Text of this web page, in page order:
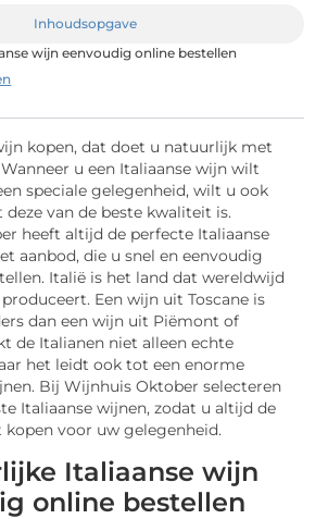
Inhoudsopgave
wijn eenvoudig online bestellen
kopen, dat doet u natuurlijk met
u een Italiaanse wijn wilt
speciale gelegenheid, wilt u ook
deze van de beste kwaliteit is.
heeft altijd de perfecte Italiaanse
aanbod, die u snel en eenvoudig
Italië is het land dat wereldwijd
Een wijn uit Toscane is
dan een wijn uit Piëmont of
de Italianen niet alleen echte
het leidt ook tot een enorme
Bij Wijnhuis Oktober selecteren
Italiaanse wijnen, zodat u altijd de
kopen voor uw gelegenheid.
Italiaanse wijn
online bestellen